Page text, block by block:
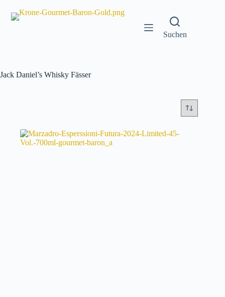
Inhalt
springen
Suchen
Jack Daniel’s Whisky Fässer